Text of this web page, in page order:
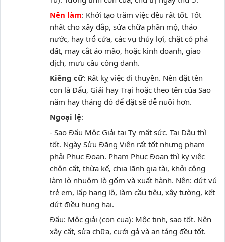
Nên làm: Khởi tạo trăm việc đều rất tốt. Tốt
nhất cho xây đắp, sửa chữa phần mộ, tháo
nước, hay trổ cửa, các vụ thủy lợi, chặt cỏ phá
đất, may cắt áo mão, hoặc kinh doanh, giao
dịch, mưu cầu công danh.
Kiêng cữ: Rất kỵ việc đi thuyền. Nên đặt tên
con là Đẩu, Giải hay Trại hoặc theo tên của Sao
năm hay tháng đó để đặt sẽ dễ nuôi hơn.
Ngoại lệ:
- Sao Đẩu Mộc Giải tại Tỵ mất sức. Tại Dậu thì
tốt. Ngày Sửu Đăng Viên rất tốt nhưng phạm
phải Phục Đoạn. Phạm Phục Đoạn thì kỵ việc
chôn cất, thừa kế, chia lãnh gia tài, khởi công
làm lò nhuộm lò gốm và xuất hành. Nên: dứt vú
trẻ em, lấp hang lỗ, làm cầu tiêu, xây tường, kết
dứt điều hung hại.
Đẩu: Mộc giải (con cua): Mộc tinh, sao tốt. Nên
xây cất, sửa chữa, cưới gả và an táng đều tốt.